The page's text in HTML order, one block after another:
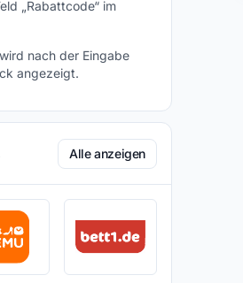
„Rabattcode“ im
nach der Eingabe
angezeigt.
Alle anzeigen